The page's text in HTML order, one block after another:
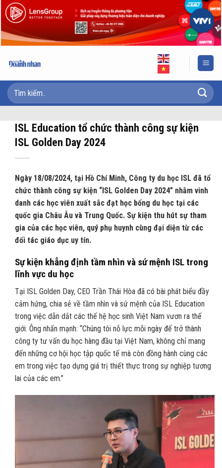
Skip
to
content
ISL Education tổ chức thành công sự kiện
ISL Golden Day 2024
Ngày 18/08/2024, tại Hồ Chí Minh, Công ty du học ISL đã tổ
chức thành công sự kiện “ISL Golden Day 2024” nhằm vinh
danh các học viên xuất sắc đạt học bổng du học tại các
quốc gia Châu Âu và Trung Quốc. Sự kiện thu hút sự tham
gia của các học viên, quý phụ huynh cùng đại diện từ các
đối tác giáo dục uy tín.
Sự kiện khẳng định tầm nhìn và sứ mệnh ISL trong
lĩnh vực du học
Tại ISL Golden Day, CEO Trần Thái Hòa đã có bài phát biểu đầy
cảm hứng, chia sẻ về tầm nhìn và sứ mệnh của ISL Education
trong việc dẫn dắt các thế hệ học sinh Việt Nam vươn ra thế
giới. Ông nhấn mạnh: “Chúng tôi nỗ lực mỗi ngày để trở thành
công ty tư vấn du học hàng đầu tại Việt Nam, không chỉ mang
đến những cơ hội học tập quốc tế mà còn đồng hành cùng các
em trong việc tạo dựng giá trị thiết thực trong sự nghiệp tương
lai của các em.”